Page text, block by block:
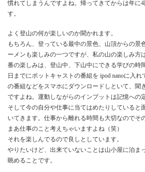
慣れてしまうんですよね。帰ってきてからは年に
す。
よく登山の何が楽しいのか聞かれます。
もちろん、登っている最中の景色、山頂からの景
ーメンも楽しみの一つですが、私の山の楽しみ方
番の楽しみは、登山中、下山中にできる学びの時
日までにポットキャストの番組を ipod nanoに入れ
の番組などをスマホにダウンロードしといて、聞
ですよね。運動しながらのインプットは記憶への
そして今の自分や仕事に当てはめたりしていると
いてきます。仕事から離れる時間も大切なのでそ
まあ仕事のこと考えちゃいますよね（笑）
それを楽しんでるので良しとしています。
やりたいけど、出来ていないことは山小屋に泊ま
眺めることです。